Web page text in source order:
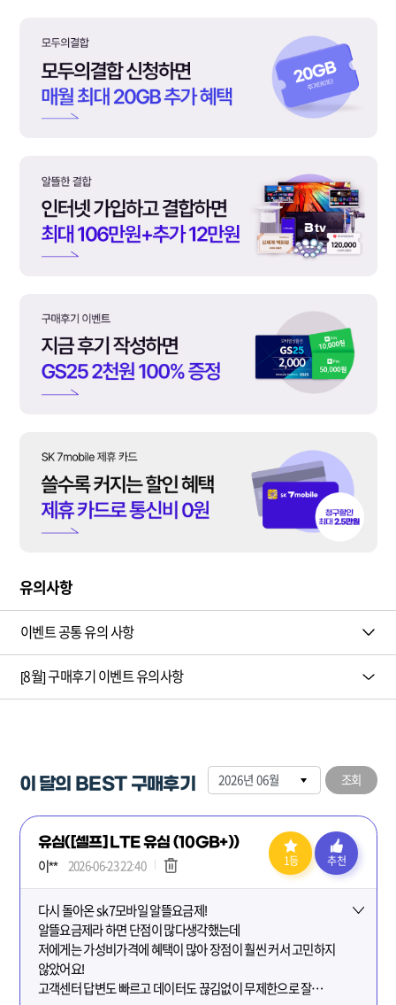
유의사항
이벤트 공통 유의 사항
[8월] 구매후기 이벤트 유의사항
이 달의 BEST 구매후기 조회
유심([셀프] LTE 유심 (10GB+))
이** 2026-06-23 22:40 1등 추천
다시 돌아온 sk7모바일 알뜰요금제!
알뜰요금제라 하면 단점이 많다생각했는데
저에게는 가성비가격에 혜택이 많아 장점이 훨씬 커서 고민하지
않았어요!
고객센터 답변도 빠르고 데이터도 끊김없이 무제한으로 잘